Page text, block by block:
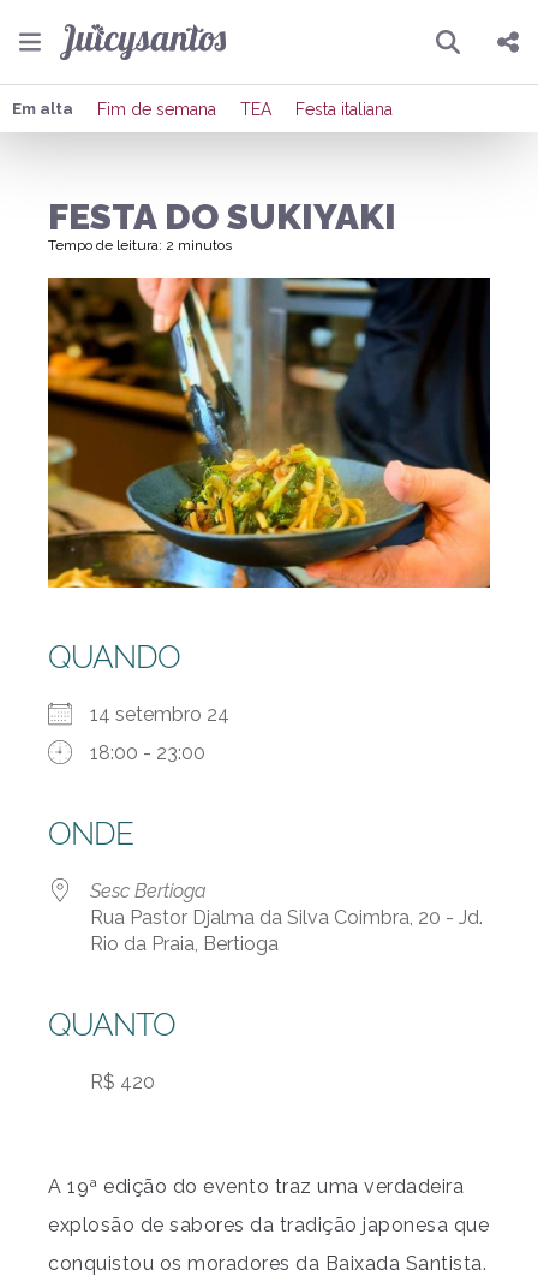
Pesquisar
Compartilhar
Enviar por Whatsapp
Publicar no Facebook
Publicar no X
Em alta Fim de semana TEA Festa italiana
FESTA DO SUKIYAKI
Tempo de leitura: 2 minutos
QUANDO
14 setembro 24
18:00 - 23:00
ONDE
Sesc Bertioga
Rua Pastor Djalma da Silva Coimbra, 20 - Jd.
Rio da Praia, Bertioga
QUANTO
R$ 420
A 19ª edição do evento traz uma verdadeira
explosão de sabores da tradição japonesa que
conquistou os moradores da Baixada Santista.